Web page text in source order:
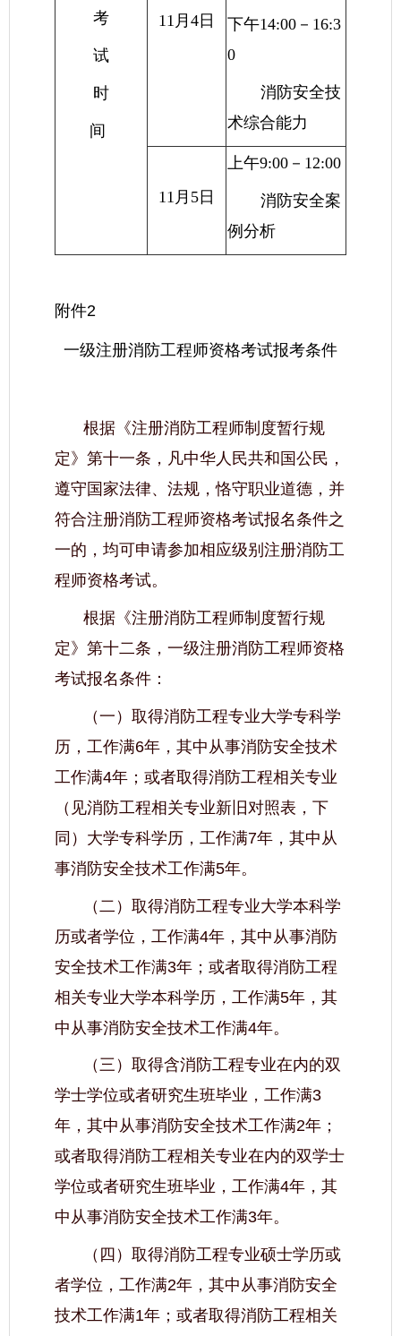
考
试
时
间
11月4日
下午14:00－16:3
0
消防安全技
术综合能力
11月5日
上午9:00－12:00
消防安全案
例分析
附件2
一级注册消防工程师资格考试报考条件
根据《注册消防工程师制度暂行规
定》第十一条，凡中华人民共和国公民，
遵守国家法律、法规，恪守职业道德，并
符合注册消防工程师资格考试报名条件之
一的，均可申请参加相应级别注册消防工
程师资格考试。
根据《注册消防工程师制度暂行规
定》第十二条，一级注册消防工程师资格
考试报名条件：
（一）取得消防工程专业大学专科学
历，工作满6年，其中从事消防安全技术
工作满4年；或者取得消防工程相关专业
（见消防工程相关专业新旧对照表，下
同）大学专科学历，工作满7年，其中从
事消防安全技术工作满5年。
（二）取得消防工程专业大学本科学
历或者学位，工作满4年，其中从事消防
安全技术工作满3年；或者取得消防工程
相关专业大学本科学历，工作满5年，其
中从事消防安全技术工作满4年。
（三）取得含消防工程专业在内的双
学士学位或者研究生班毕业，工作满3
年，其中从事消防安全技术工作满2年；
或者取得消防工程相关专业在内的双学士
学位或者研究生班毕业，工作满4年，其
中从事消防安全技术工作满3年。
（四）取得消防工程专业硕士学历或
者学位，工作满2年，其中从事消防安全
技术工作满1年；或者取得消防工程相关